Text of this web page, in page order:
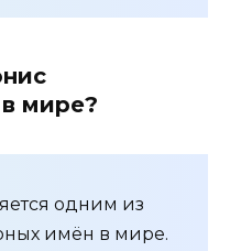
мире?
одним из
имён в мире.